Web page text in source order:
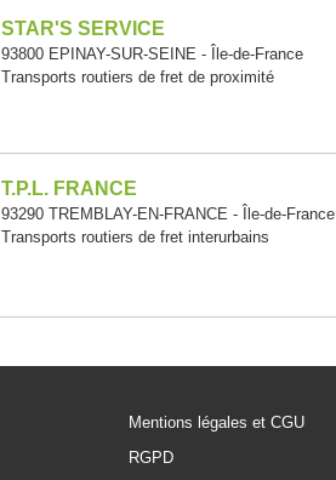
STAR'S SERVICE
93800 EPINAY-SUR-SEINE - Île-de-France
Transports routiers de fret de proximité
T.P.L. FRANCE
93290 TREMBLAY-EN-FRANCE - Île-de-France
Transports routiers de fret interurbains
Mentions légales et CGU
RGPD